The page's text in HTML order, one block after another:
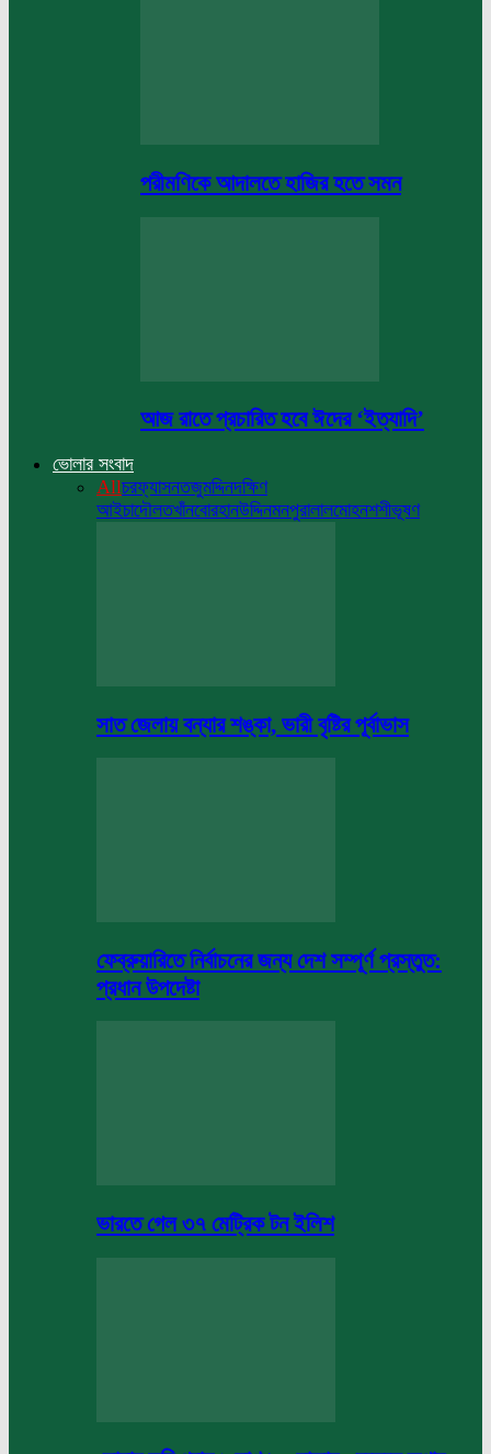
পরীমণিকে আদালতে হাজির হতে সমন
আজ রাতে প্রচারিত হবে ঈদের ‘ইত্যাদি’
ভোলার সংবাদ
Allচরফ্যাসনতজুমদ্দিনদক্ষিণ
আইচাদৌলতখাঁনবোরহানউদ্দিনমনপুরালালমোহনশশীভূষণ
সাত জেলায় বন্যার শঙ্কা, ভারী বৃষ্টির পূর্বাভাস
ফেব্রুয়ারিতে নির্বাচনের জন্য দেশ সম্পূর্ণ প্রস্তুত:
প্রধান উপদেষ্টা
ভারতে গেল ৩৭ মেট্রিক টন ইলিশ